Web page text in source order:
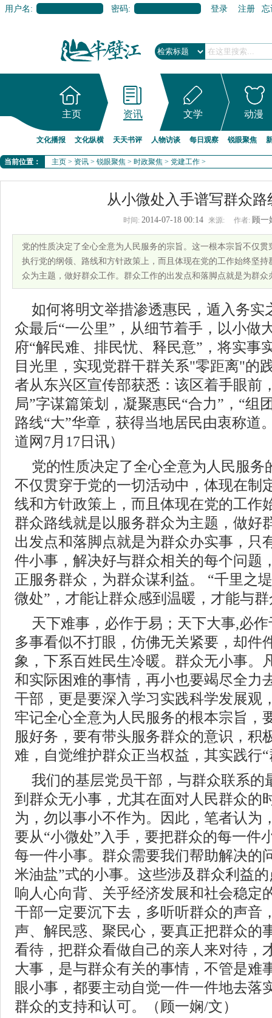
用户名: 密码: 登录 注册 忘
主页 资讯 文学 动漫
文化播报 文化纵横 天天书评 人物访谈 每日观察 锐眼聚焦
当前位置： 主页 > 资讯 > 锐眼聚焦 > 时政聚焦 > 党建工作 >
从小微处入手谱写群众路
时间: 2014-07-18 00:14 来源: 作者: 顾
党的性质决定了全心全意为人民服务的宗旨。这一根本宗旨不仅
执行党的纲领、路线和方针政策上，而且体现在党的工作始终坚
众为主题，做好群众工作。群众工作的出发点和落脚点就是为群众
如何将明文举措渗透惠民，遁入务实
众最后“一公里”，从细节着手，以小做
府“解民难、排民忧、释民意”，将实事
目光里，实现党群干群关系"零距离"的
者从东兴区宣传部获悉：该区着手眼前
局”字谋篇策划，凝聚惠民“合力”，“组
路线“大”华章，获得当地居民由衷称道
道网7月17日讯）
党的性质决定了全心全意为人民服务
不仅贯穿于党的一切活动中，体现在制
线和方针政策上，而且体现在党的工作
群众路线就是以服务群众为主题，做好
出发点和落脚点就是为群众办实事，只
件小事，解决好与群众相关的每个问题
正服务群众，为群众谋利益。 “千里之
微处”，才能让群众感到温暖，才能与
天下难事，必作于易；天下大事,必
多事看似不打眼，仿佛无关紧要，却件
象，下系百姓民生冷暖。群众无小事。
和实际困难的事情，再小也要竭尽全力
干部，更是要深入学习实践科学发展观
牢记全心全意为人民服务的根本宗旨，
服好务，要有带头服务群众的意识，积
难，自觉维护群众正当权益，其实践行
我们的基层党员干部，与群众联系的
到群众无小事，尤其在面对人民群众的
为，勿以事小不作为。因此，笔者认为
要从“小微处”入手，要把群众的每一件
每一件小事。群众需要我们帮助解决的
米油盐”式的小事。这些涉及群众利益
响人心向背、关乎经济发展和社会稳定
干部一定要沉下去，多听听群众的声音
声、解民惑、聚民心，要真正把群众的
看待，把群众看做自己的亲人来对待，
大事，是与群众有关的事情，不管是难
眼小事，都要主动自觉一件一件地去落
群众的支持和认可。（顾一娴/文）